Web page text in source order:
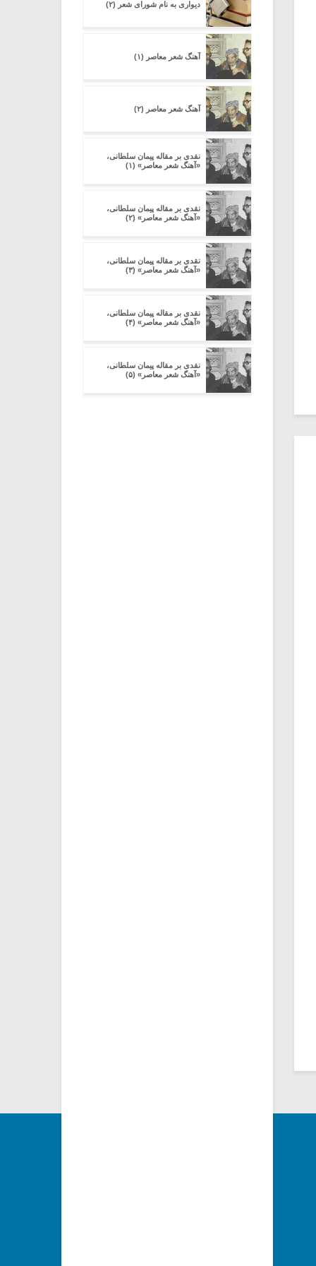
دیواری به نام شورای شعر (۲)
آهنگ شعر معاصر (۱)
آهنگ شعر معاصر (۲)
نقدی بر مقاله پیمان سلطانی،
«آهنگ شعر معاصر» (۱)
نقدی بر مقاله پیمان سلطانی،
«آهنگ شعر معاصر» (۲)
نقدی بر مقاله پیمان سلطانی،
«آهنگ شعر معاصر» (۳)
نقدی بر مقاله پیمان سلطانی،
«آهنگ شعر معاصر» (۴)
نقدی بر مقاله پیمان سلطانی،
«آهنگ شعر معاصر» (۵)